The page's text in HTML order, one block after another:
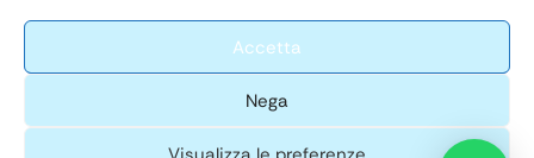
Accetta
Nega
agio nel curarli nel miglior modo possibile.
er